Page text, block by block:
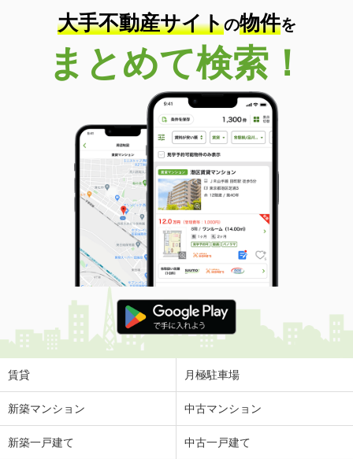
大手不動産サイトの物件を
まとめて検索！
賃貸 月極駐車場
新築マンション 中古マンション
新築一戸建て 中古一戸建て